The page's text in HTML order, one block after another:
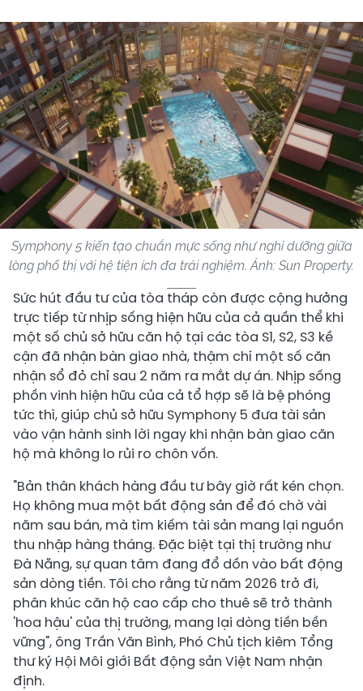
Symphony 5 kiến tạo chuẩn mực sống như nghỉ dưỡng giữa
lòng phố thị với hệ tiện ích đa trải nghiệm. Ảnh: Sun Property.
​Sức hút đầu tư của tòa tháp còn được cộng hưởng
trực tiếp từ nhịp sống hiện hữu của cả quần thể khi
một số chủ sở hữu căn hộ tại các tòa S1, S2, S3 kề
cận đã nhận bàn giao nhà, thậm chí một số căn
nhận sổ đỏ chỉ sau 2 năm ra mắt dự án. Nhịp sống
phồn vinh hiện hữu của cả tổ hợp sẽ là bệ phóng
tức thì, giúp chủ sở hữu Symphony 5 đưa tài sản
vào vận hành sinh lời ngay khi nhận bàn giao căn
hộ mà không lo rủi ro chôn vốn.
"Bản thân khách hàng đầu tư bây giờ rất kén chọn.
Họ không mua một bất động sản để đó chờ vài
năm sau bán, mà tìm kiếm tài sản mang lại nguồn
thu nhập hàng tháng. Đặc biệt tại thị trường như
Đà Nẵng, sự quan tâm đang đổ dồn vào bất động
sản dòng tiền. Tôi cho rằng từ năm 2026 trở đi,
phân khúc căn hộ cao cấp cho thuê sẽ trở thành
'hoa hậu' của thị trường, mang lại dòng tiền bền
vững", ông Trần Văn Bình, Phó Chủ tịch kiêm Tổng
thư ký Hội Môi giới Bất động sản Việt Nam nhận
định.